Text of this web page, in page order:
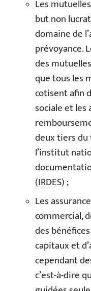
Les
but non
domaine de
prévoyance.
des
que tous les
cotisent afin
sociale et les
deux tiers du
l’institut
(IRDES) ;
Les
commercial,
des
capitaux et
cependant
c’est-à-dire